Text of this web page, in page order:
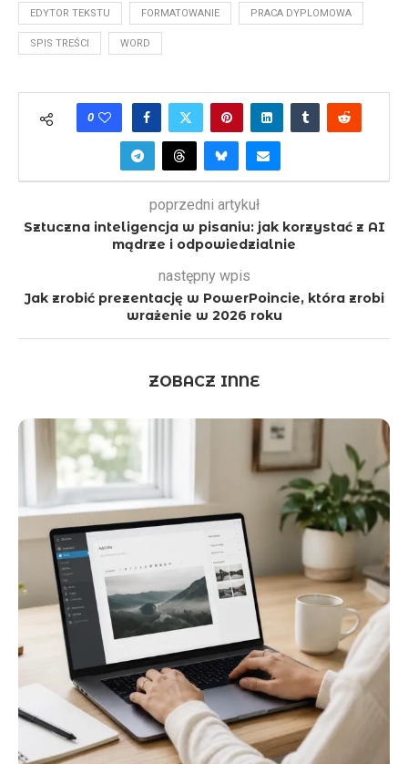
EDYTOR TEKSTU FORMATOWANIE PRACA DYPLOMOWA
SPIS TREŚCI WORD
0
poprzedni artykuł
Sztuczna inteligencja w pisaniu: jak korzystać z AI
mądrze i odpowiedzialnie
następny wpis
Jak zrobić prezentację w PowerPoincie, która zrobi
wrażenie w 2026 roku
ZOBACZ INNE